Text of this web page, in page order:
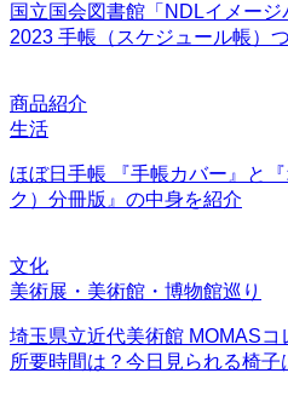
国立国会図書館「NDLイメージ
2023 手帳（スケジュール帳）
商品紹介
生活
ほぼ日手帳 『手帳カバー』と
ク）分冊版』の中身を紹介
文化
美術展・美術館・博物館巡り
埼玉県立近代美術館 MOMAS
所要時間は？今日見られる椅子